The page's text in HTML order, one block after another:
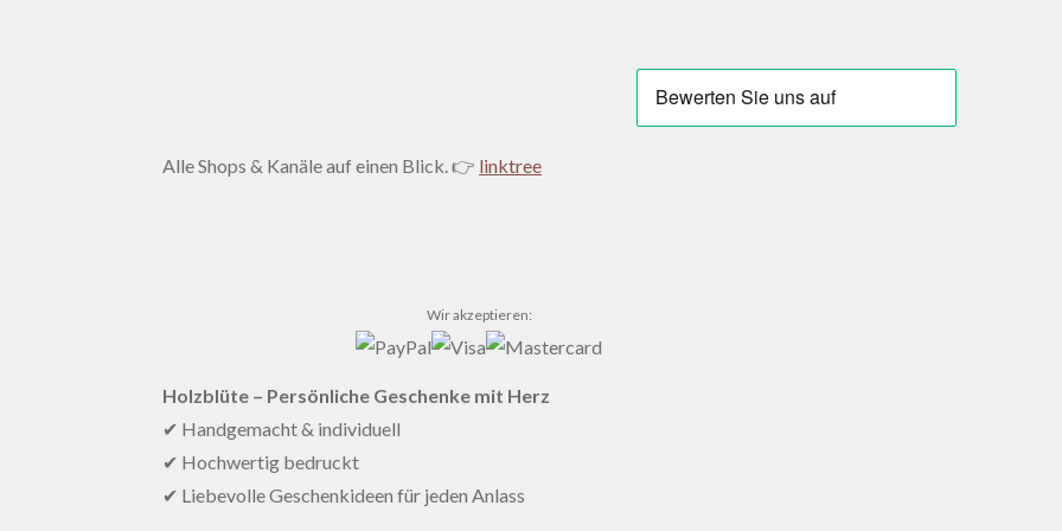
Alle Shops & Kanäle auf einen Blick. 👉 linktree
Wir akzeptieren:
Holzblüte – Persönliche Geschenke mit Herz
✔ Handgemacht & individuell
✔ Hochwertig bedruckt
✔ Liebevolle Geschenkideen für jeden Anlass